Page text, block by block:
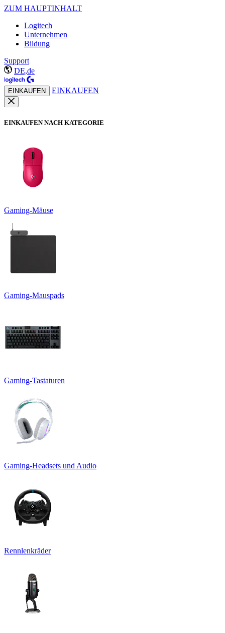
ZUM HAUPTINHALT
Logitech
Unternehmen
Bildung
Support
DE,de
EINKAUFEN EINKAUFEN
EINKAUFEN NACH KATEGORIE
Gaming-Mäuse
Gaming-Mauspads
Gaming-Tastaturen
Gaming-Headsets und Audio
Rennlenkräder